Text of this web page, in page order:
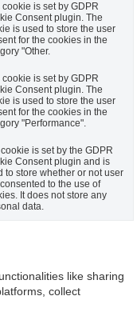
cookie is set by GDPR
Consent plugin. The
is used to store the user
for the cookies in the
"Other.
cookie is set by GDPR
Consent plugin. The
is used to store the user
for the cookies in the
"Performance".
is set by the GDPR
Consent plugin and is
to store whether or not user
to the use of
It does not store any
data.
like sharing
collect